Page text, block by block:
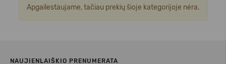
Apgailestaujame, tačiau prekių šioje kategorijoje nėra.
NAUJIENLAIŠKIO PRENUMERATA